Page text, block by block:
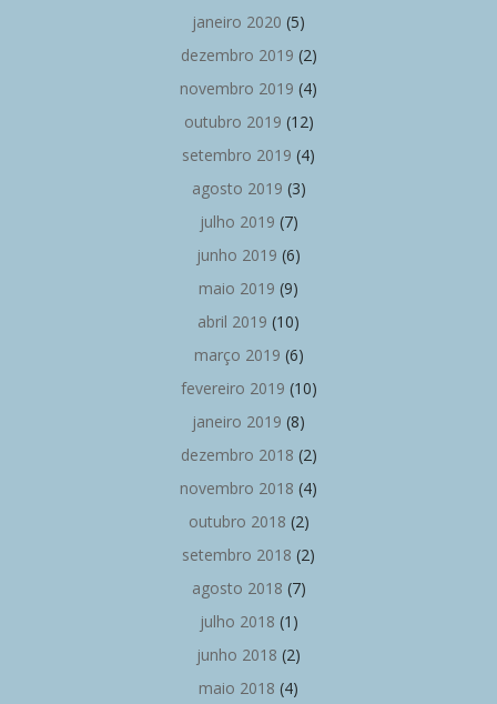
janeiro 2020 (5)
dezembro 2019 (2)
novembro 2019 (4)
outubro 2019 (12)
setembro 2019 (4)
agosto 2019 (3)
julho 2019 (7)
junho 2019 (6)
maio 2019 (9)
abril 2019 (10)
março 2019 (6)
fevereiro 2019 (10)
janeiro 2019 (8)
dezembro 2018 (2)
novembro 2018 (4)
outubro 2018 (2)
setembro 2018 (2)
agosto 2018 (7)
julho 2018 (1)
junho 2018 (2)
maio 2018 (4)